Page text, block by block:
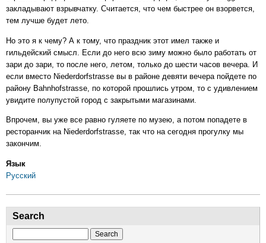
закладывают взрывчатку. Считается, что чем быстрее он взорвется,
тем лучше будет лето.
Но это я к чему? А к тому, что праздник этот имел также и
гильдейский смысл. Если до него всю зиму можно было работать от
зари до зари, то после него, летом, только до шести часов вечера. И
если вместо Niederdorfstrasse вы в районе девяти вечера пойдете по
району Bahnhofstrasse, по которой прошлись утром, то с удивлением
увидите полупустой город с закрытыми магазинами.
Впрочем, вы уже все равно гуляете по музею, а потом попадете в
ресторанчик на Niederdorfstrasse, так что на сегодня прогулку мы
закончим.
Язык
Русский
Search